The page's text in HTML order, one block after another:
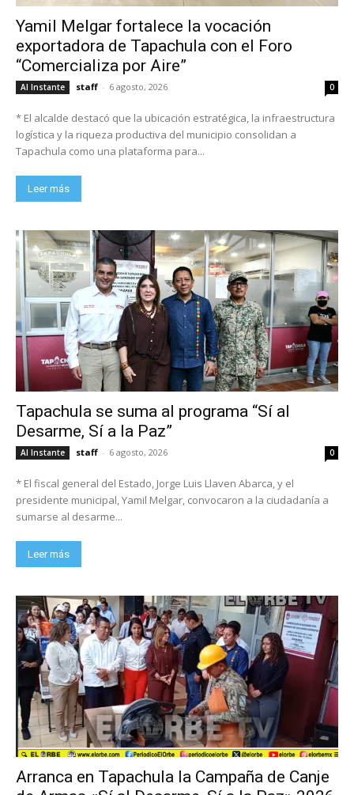
Yamil Melgar fortalece la vocación
exportadora de Tapachula con el Foro
“Comercializa por Aire”
Al Instante staff - 6 agosto, 2026 0
* El alcalde destacó que la ubicación estratégica, la infraestructura
logística y la riqueza productiva del municipio consolidan a
Tapachula como una plataforma para...
Leer más
Tapachula se suma al programa “Sí al
Desarme, Sí a la Paz”
Al Instante staff - 6 agosto, 2026 0
* El fiscal general del Estado, Jorge Luis Llaven Abarca, y el
presidente municipal, Yamil Melgar, convocaron a la ciudadanía a
sumarse al desarme...
Leer más
Arranca en Tapachula la Campaña de Canje